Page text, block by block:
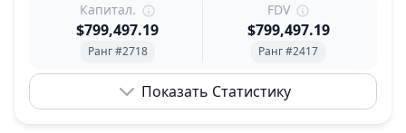
Капитал.
$799,497.19
Ранг #2718
FDV
$799,497.19
Ранг #2417
Показать Статистику